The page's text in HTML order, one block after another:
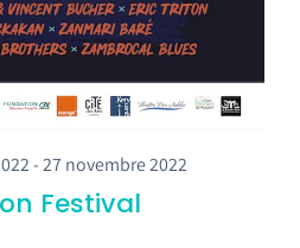
-27 novembre 2022
Festival